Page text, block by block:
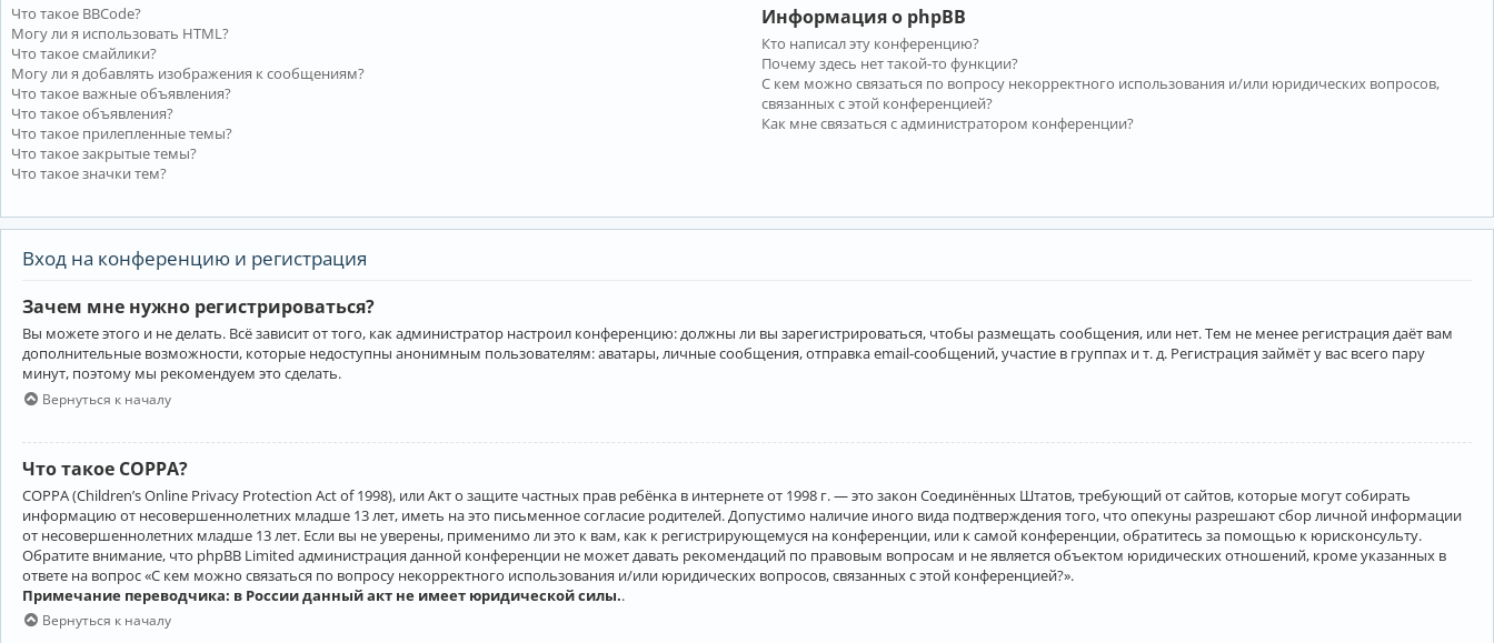
Что такое BBCode?
Могу ли я использовать HTML?
Что такое смайлики?
Могу ли я добавлять изображения к сообщениям?
Что такое важные объявления?
Что такое объявления?
Что такое прилепленные темы?
Что такое закрытые темы?
Что такое значки тем?
Информация о phpBB
Кто написал эту конференцию?
Почему здесь нет такой-то функции?
С кем можно связаться по вопросу некорректного использования и/или юридических вопросов,
связанных с этой конференцией?
Как мне связаться с администратором конференции?
Вход на конференцию и регистрация
Зачем мне нужно регистрироваться?
Вы можете этого и не делать. Всё зависит от того, как администратор настроил конференцию: должны ли вы зарегистрироваться, чтобы размещать сообщения, или нет. Тем не менее регистрация даёт вам
дополнительные возможности, которые недоступны анонимным пользователям: аватары, личные сообщения, отправка email-сообщений, участие в группах и т. д. Регистрация займёт у вас всего пару
минут, поэтому мы рекомендуем это сделать.
Вернуться к началу
Что такое COPPA?
COPPA (Children’s Online Privacy Protection Act of 1998), или Акт о защите частных прав ребёнка в интернете от 1998 г. — это закон Соединённых Штатов, требующий от сайтов, которые могут собирать
информацию от несовершеннолетних младше 13 лет, иметь на это письменное согласие родителей. Допустимо наличие иного вида подтверждения того, что опекуны разрешают сбор личной информации
от несовершеннолетних младше 13 лет. Если вы не уверены, применимо ли это к вам, как к регистрирующемуся на конференции, или к самой конференции, обратитесь за помощью к юрисконсульту.
Обратите внимание, что phpBB Limited администрация данной конференции не может давать рекомендаций по правовым вопросам и не является объектом юридических отношений, кроме указанных в
ответе на вопрос «С кем можно связаться по вопросу некорректного использования и/или юридических вопросов, связанных с этой конференцией?».
Примечание переводчика: в России данный акт не имеет юридической силы..
Вернуться к началу